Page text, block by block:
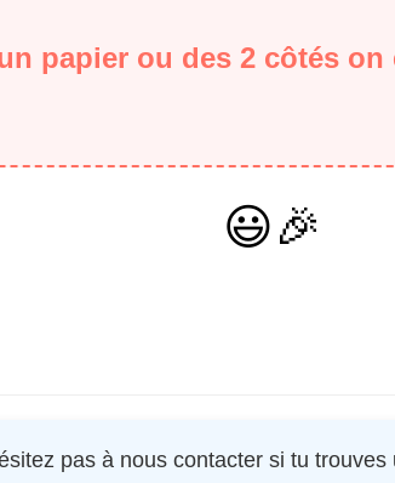
papier ou des 2 côtés on
😃🎉
pas à nous contacter si tu trouves